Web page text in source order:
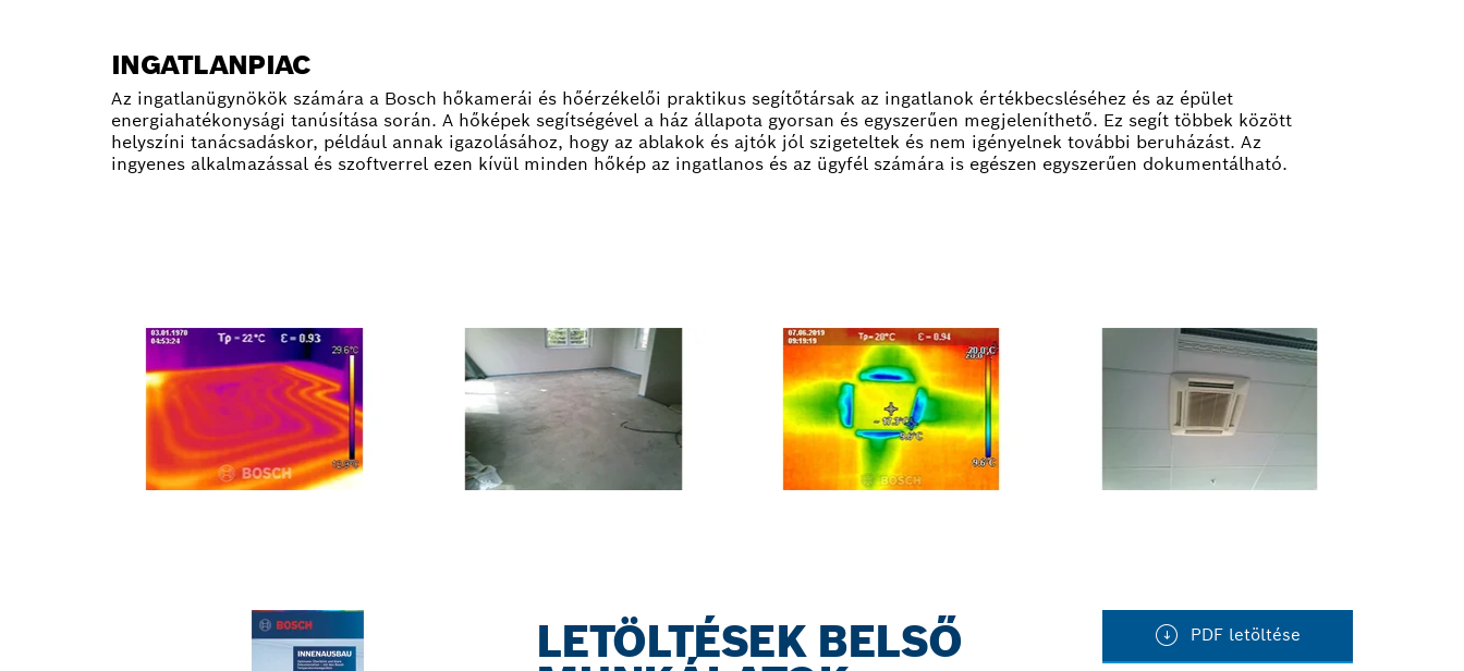
INGATLANPIAC
Az ingatlanügynökök számára a Bosch hőkamerái és hőérzékelői praktikus segítőtársak az ingatlanok értékbecsléséhez és az épület
energiahatékonysági tanúsítása során. A hőképek segítségével a ház állapota gyorsan és egyszerűen megjeleníthető. Ez segít többek között
helyszíni tanácsadáskor, például annak igazolásához, hogy az ablakok és ajtók jól szigeteltek és nem igényelnek további beruházást. Az
ingyenes alkalmazással és szoftverrel ezen kívül minden hőkép az ingatlanos és az ügyfél számára is egészen egyszerűen dokumentálható.
LETÖLTÉSEK BELSŐ PDF letöltése